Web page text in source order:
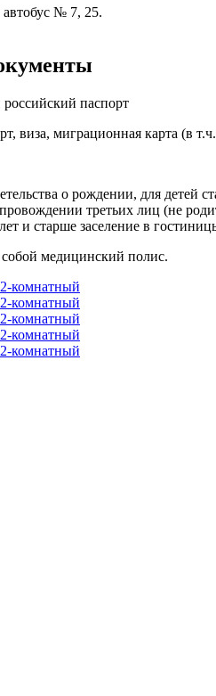
№ 7, 25.
паспорт
виза, миграционная карта (в
о рождении, для детей
третьих лиц (не
и старше заселение в
медицинский полис.